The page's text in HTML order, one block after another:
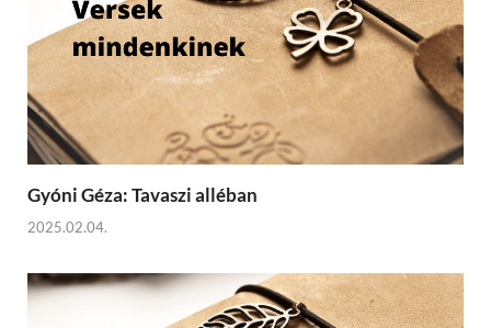
Gyóni Géza: Tavaszi alléban
2025.02.04.